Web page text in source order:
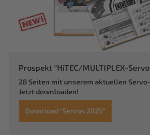
Prospekt "HiTEC/MULTIPLEX-
28 Seiten mit unserem aktuellen
Jetzt downloaden!
Download "Servos 2025"